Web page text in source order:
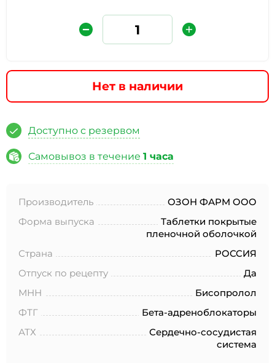
Нет в наличии
Доступно с резервом
Самовывоз в течение 1 часа
Производитель
ОЗОН ФАРМ ООО
Форма выпуска
Таблетки покрытые
пленочной оболочкой
Страна
РОССИЯ
Отпуск по рецепту
Да
МНН
Бисопролол
ФТГ
Бета-адреноблокаторы
АТХ
Сердечно-сосудистая
система
* Нажимая кнопку «Отправить отзыв», я даю свое
согласие на обработку моих персональных данных, в
соответствии с Федеральным законом от 27.07.2006 года
№152-ФЗ «О персональных данных», на условиях и для
целей, определенных в Согласии на обработку
персональных данных *